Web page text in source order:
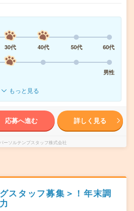
30代 40代 50代
60代
男性
もっと見る
応募へ進む 詳しく見る
ーソルテンプスタッフ株式会社
スタッフ募集＞！年末調